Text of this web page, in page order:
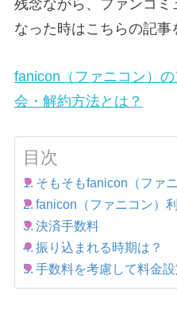
残念ながら、ファンコミ
なった時はこちらの記事
fanicon（ファニコン）
会・解約方法とは？
目次
そもそもfanicon（ファ
fanicon（ファニコン）
決済手数料
振り込まれる時期は？
手数料を考慮して料金設